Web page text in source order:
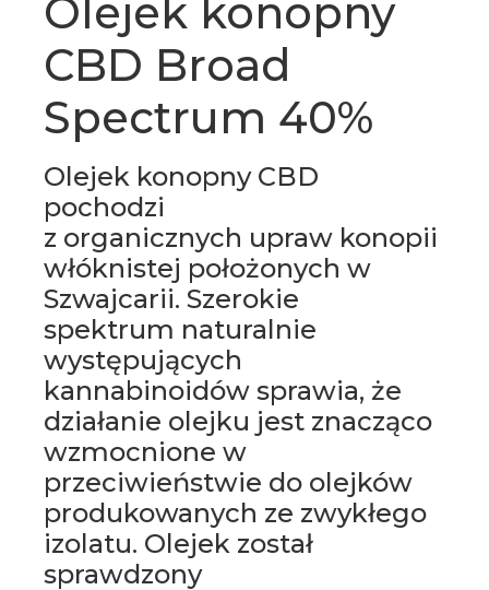
Olejek konopny
CBD Broad
Spectrum 40%
Olejek konopny CBD
pochodzi
z organicznych upraw konopii
włóknistej położonych w
Szwajcarii. Szerokie
spektrum naturalnie
występujących
kannabinoidów sprawia, że
działanie olejku jest znacząco
wzmocnione w
przeciwieństwie do olejków
produkowanych ze zwykłego
izolatu. Olejek został
sprawdzony